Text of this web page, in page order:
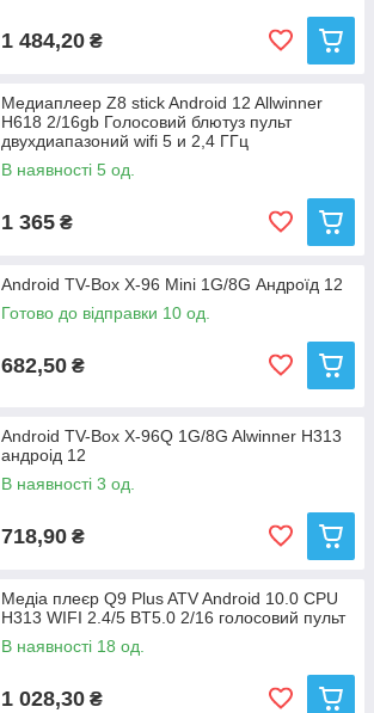
1 484,20 ₴
Медиаплеер Z8 stick Android 12 Allwinner
H618 2/16gb Голосовий блютуз пульт
двухдиапазоний wifi 5 и 2,4 ГГц
В наявності 5 од.
1 365 ₴
Android TV-Box X-96 Mini 1G/8G Андроїд 12
Готово до відправки 10 од.
682,50 ₴
Android TV-Box X-96Q 1G/8G Alwinner H313
андроід 12
В наявності 3 од.
718,90 ₴
Медіа плеєр Q9 Plus ATV Android 10.0 CPU
H313 WIFI 2.4/5 BT5.0 2/16 голосовий пульт
В наявності 18 од.
1 028,30 ₴